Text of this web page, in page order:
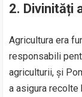
2. Divinități
Agricultura era
responsabili
agriculturii, și
a asigura recolte